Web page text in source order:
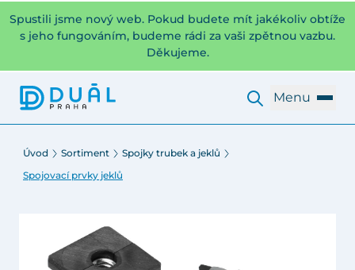
Spustili jsme nový web. Pokud budete mít jakékoliv obtíže
s jeho fungováním, budeme rádi za vaši zpětnou vazbu.
Děkujeme.
Menu
Úvod Sortiment
Spojky trubek a jeklů
Spojovací prvky jeklů